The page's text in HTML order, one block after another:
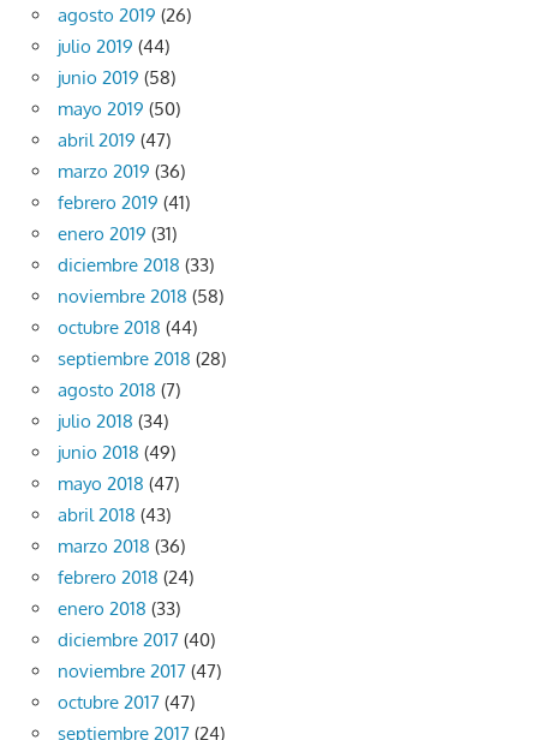
agosto 2019 (26)
julio 2019 (44)
junio 2019 (58)
mayo 2019 (50)
abril 2019 (47)
marzo 2019 (36)
febrero 2019 (41)
enero 2019 (31)
diciembre 2018 (33)
noviembre 2018 (58)
octubre 2018 (44)
septiembre 2018 (28)
agosto 2018 (7)
julio 2018 (34)
junio 2018 (49)
mayo 2018 (47)
abril 2018 (43)
marzo 2018 (36)
febrero 2018 (24)
enero 2018 (33)
diciembre 2017 (40)
noviembre 2017 (47)
octubre 2017 (47)
septiembre 2017 (24)